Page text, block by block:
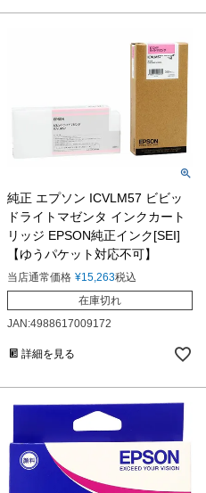
純正 エプソン ICVLM57 ビビッ
ドライトマゼンタ インクカート
リッジ EPSON純正インク[SEI]
【ゆうパケット対応不可】
当店通常価格 ¥15,263税込
在庫切れ
JAN:4988617009172
詳細を見る